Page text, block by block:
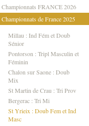
Championnats FRANCE 2026
Championnats de France 2025
Millau : Ind Fém et Doub
Sénior
Pontorson : Tripl Masculin et
Féminin
Chalon sur Saone : Doub
Mix
St Martin de Crau : Tri Prov
Bergerac : Tri Mi
St Yrieix : Doub Fem et Ind
Masc